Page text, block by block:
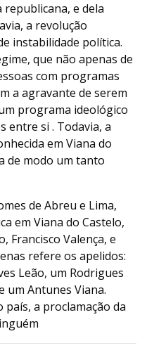
e dela
a revolução
instabilidade política.
que não apenas de
com programas
a agravante de serem
programa ideológico
entre si . Todavia, a
em Viana do
de modo um tanto
de Abreu e Lima,
em Viana do Castelo,
Francisco Valença, e
refere os apelidos:
Leão, um Rodrigues
um Antunes Viana.
a proclamação da